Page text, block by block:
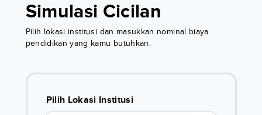
Simulasi Cicilan
Pilih lokasi institusi dan masukkan nominal biaya
pendidikan yang kamu butuhkan.
Pilih Lokasi Institusi